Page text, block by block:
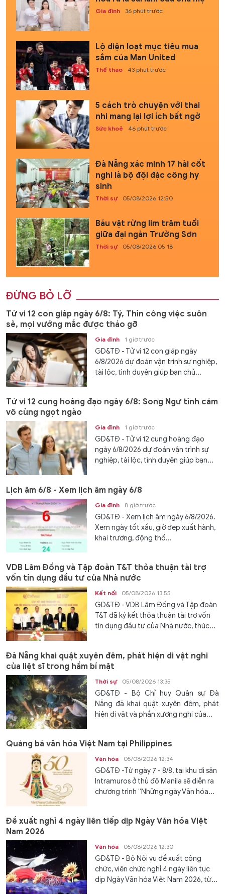
Gia đình 36 phút trước
Lộ diện loạt mục tiêu mua
sắm của Man United
Thể thao 43 phút trước
5 cách trò chuyện với thai
nhi mang lại lợi ích bất ngờ
Sức khoẻ 46 phút trước
Đà Nẵng xác minh 17 hài cốt
nghi là bộ đội đặc công hy
sinh
Thời sự 05/08/2026 12:50
Báu vật rừng lim trăm tuổi
giữa đại ngàn Trường Sơn
Thời sự 05/08/2026 05:18
ĐỪNG BỎ LỠ
Tử vi 12 con giáp ngày 6/8: Tý, Thìn công việc suôn
sẻ, mọi vướng mắc được tháo gỡ
Gia đình 1 giờ trước
GD&TĐ - Tử vi 12 con giáp ngày
6/8/2026 dự đoán vận trình sự nghiệp,
tài lộc, tình duyên giúp bạn chủ...
Tử vi 12 cung hoàng đạo ngày 6/8: Song Ngư tình cảm
vô cùng ngọt ngào
Gia đình 1 giờ trước
GD&TĐ - Tử vi 12 cung hoàng đạo
ngày 6/8/2026 dự đoán vận trình sự
nghiệp, tài lộc, tình duyên giúp bạn...
Lịch âm 6/8 - Xem lịch âm ngày 6/8
Gia đình 8 giờ trước
GD&TĐ - Xem lịch âm ngày 6/8/2026.
Xem ngày tốt xấu, giờ đẹp xuất hành,
khai trương, động thổ...
VDB Lâm Đồng và Tập đoàn T&T thỏa thuận tài trợ
vốn tín dụng đầu tư của Nhà nước
Kết nối 05/08/2026 13:55
GD&TĐ - VDB Lâm Đồng và Tập đoàn
T&T đã ký kết thỏa thuận tài trợ vốn
tín dụng đầu tư của Nhà nước, thúc...
Đà Nẵng khai quật xuyên đêm, phát hiện di vật nghi
của liệt sĩ trong hầm bí mật
Thời sự 05/08/2026 13:35
GD&TĐ - Bộ Chỉ huy Quân sự Đà
Nẵng đã khai quật xuyên đêm, phát
hiện di vật và phần xương nghi của...
Quảng bá văn hóa Việt Nam tại Philippines
Văn hóa 05/08/2026 12:34
GD&TĐ -Từ ngày 7 - 8/8, tại khu di sản
Intramuros ở thủ đô Manila sẽ diễn ra
chương trình “Những ngày Văn hóa...
Đề xuất nghỉ 4 ngày liên tiếp dịp Ngày Văn hóa Việt
Nam 2026
Văn hóa 05/08/2026 12:30
GD&TĐ - Bộ Nội vụ đề xuất công
chức, viên chức nghỉ 4 ngày liên tục
dịp Ngày Văn hóa Việt Nam 2026, từ...